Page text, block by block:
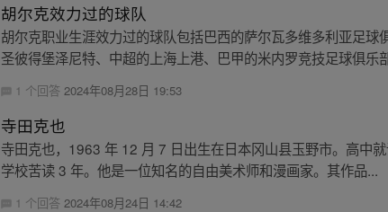
胡尔克效力过的球队
胡尔克职业生涯效力过的球队包括巴西的萨尔瓦多维多利亚足
圣彼得堡泽尼特、中超的上海上港、巴甲的米内罗竞技足球俱乐
1 个回答 2024年08月28日 19:53
寺田克也
寺田克也，1963 年 12 月 7 日出生在日本冈山县玉野市。高中
学校苦读 3 年。他是一位知名的自由美术师和漫画家。其作品...
1 个回答2024年08月24日 14:42